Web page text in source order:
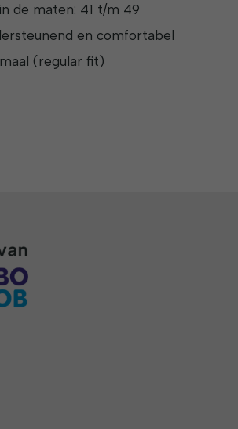
de maten: 41 t/m 49
en comfortabel
(regular fit)